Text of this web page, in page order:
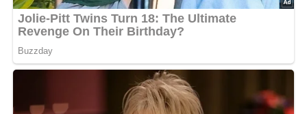
Apfel- oder Pflaumenkuchen
Für ein mittelgroßes Blech wird nur die Hälfte des
Grundteiges gebraucht. 1 bis 1 1/2 kg Äpfel schälen und
in Schnitze schneiden. Den Teig auf ein gefettetes
Backblech streichen, mit feinen Semmelbröseln dünn